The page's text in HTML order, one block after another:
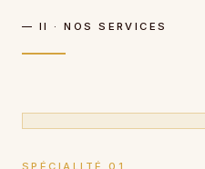
— II · NOS SERVICES
SPÉCIALITÉ 01